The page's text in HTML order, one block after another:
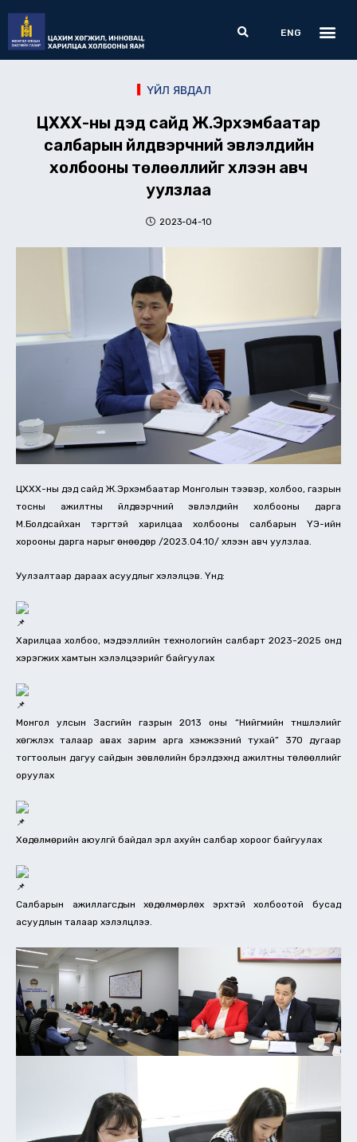
content
Search
ENG
ҮЙЛ ЯВДАЛ
ЦХХХ-ны дэд сайд Ж.Эрхэмбаатар
салбарын үйлдвэрчний эвлэлүүдийн
холбооны төлөөллийг хүлээн авч
уулзлаа
2023-04-10
ЦХХХ-ны дэд сайд Ж.Эрхэмбаатар Монголын тээвэр, холбоо, газрын
тосны ажилтны үйлдвэрчний эвлэлүүдийн холбооны дарга
М.Болдсайхан тэргүүтэй харилцаа холбооны салбарын ҮЭ-ийн
хорооны дарга нарыг өнөөдөр /2023.04.10/ хүлээн авч уулзлаа.
Уулзалтаар дараах асуудлыг хэлэлцэв. Үүнд:
Харилцаа холбоо, мэдээллийн технологийн салбарт 2023-2025 онд
хэрэгжих хамтын хэлэлцээрийг байгуулах
Монгол улсын Засгийн газрын 2013 оны “Нийгмийн түншлэлийг
хөгжүүлэх талаар авах зарим арга хэмжээний тухай” 370 дугаар
тогтоолын дагуу сайдын зөвлөлийн бүрэлдэхүүнд ажилтны төлөөллийг
оруулах
Хөдөлмөрийн аюулгүй байдал эрүүл ахуйн салбар хороог байгуулах
Салбарын ажиллагсдын хөдөлмөрлөх эрхтэй холбоотой бусад
асуудлын талаар хэлэлцлээ.